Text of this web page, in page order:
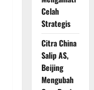
Celah
Strategis
Citra China
Salip AS,
Beijing
Mengubah